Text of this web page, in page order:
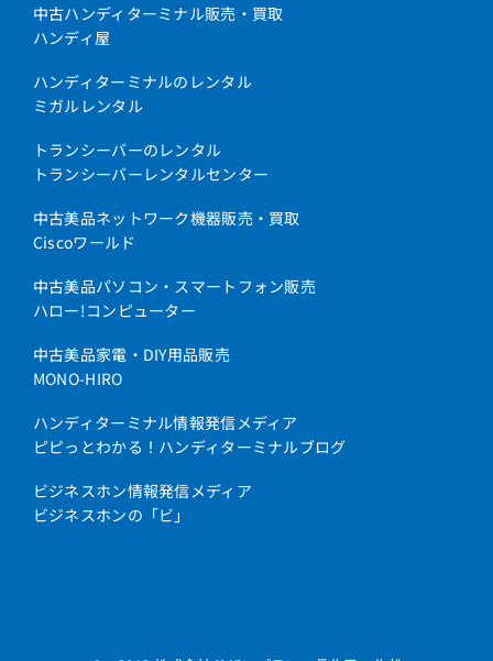
中古ハンディターミナル販売・買取
ハンディ屋
ハンディターミナルのレンタル
ミガルレンタル
トランシーバーのレンタル
トランシーバーレンタルセンター
中古美品ネットワーク機器販売・買取
Ciscoワールド
中古美品パソコン・スマートフォン販売
ハロー!コンピューター
中古美品家電・DIY用品販売
MONO-HIRO
ハンディターミナル情報発信メディア
ピピっとわかる！ハンディターミナルブログ
ビジネスホン情報発信メディア
ビジネスホンの「ビ」